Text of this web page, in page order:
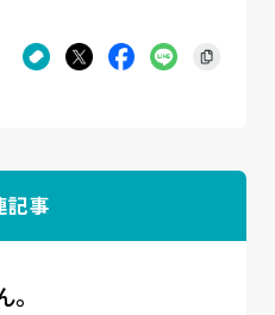
記事